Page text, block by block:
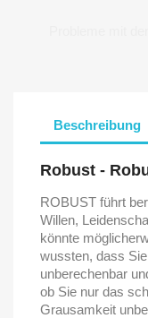
Beschreibung
Robust -
ROBUST führt
Willen,
könnte
wussten, dass
unberechenbar
ob Sie nur das
Grausamkeit